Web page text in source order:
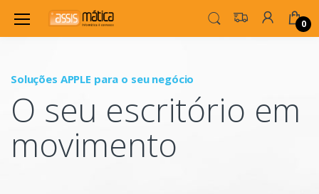
0
Soluções APPLE para o seu negócio
O seu escritório em
movimento